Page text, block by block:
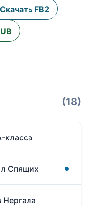
Скачать FB2
(18)
класса
Спящих
Нергала